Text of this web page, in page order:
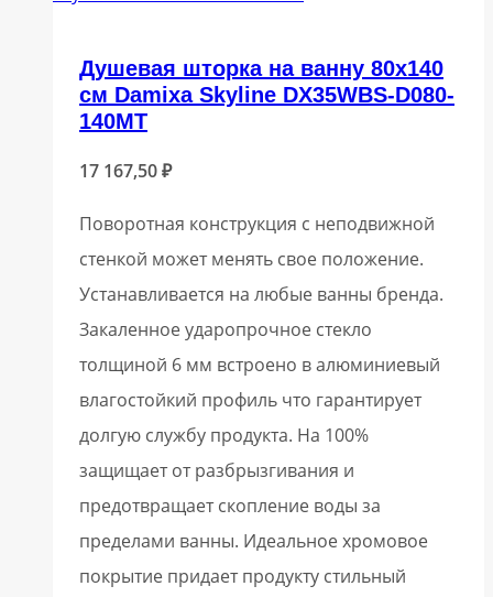
Душевая шторка на ванну 80х140
см Damixa Skyline DX35WBS-D080-
140MT
17 167,50₽
Поворотная конструкция с неподвижной
стенкой может менять свое положение.
Устанавливается на любые ванны бренда.
Закаленное ударопрочное стекло
толщиной 6 мм встроено в алюминиевый
влагостойкий профиль что гарантирует
долгую службу продукта. На 100%
защищает от разбрызгивания и
предотвращает скопление воды за
пределами ванны. Идеальное хромовое
покрытие придает продукту стильный